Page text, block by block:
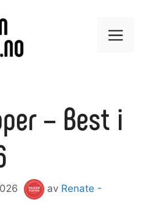
Meny
– Best i
av Renate -